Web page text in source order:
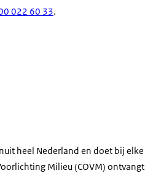
022 60 33.
heel Nederland en doet bij elke
Milieu (COVM) ontvangt